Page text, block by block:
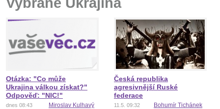
Otázka: "Co může
Ukrajina válkou získat?"
Odpověď: "NIC!"
dnes 08:43
Miroslav Kulhavý
Česká republika
agresivnější Ruské
federace
11.5. 09:32
Bohumír Tichánek